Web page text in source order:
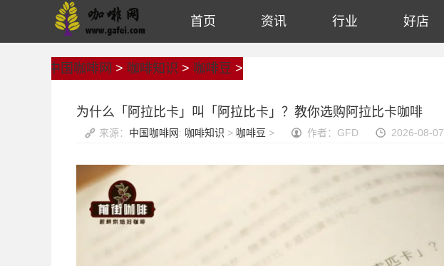
首页 资讯 行业 好店
中国咖啡网 > 咖啡知识 > 咖啡豆 >
为什么「阿拉比卡」叫「阿拉比卡」？教你选购阿拉比卡咖啡
来源： 中国咖啡网: 咖啡知识 > 咖啡豆 > 作者：GFD 2026-08-07